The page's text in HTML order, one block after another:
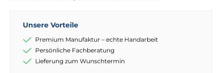
Unsere Vorteile
Premium Manufaktur – echte Handarbeit
Persönliche Fachberatung
Lieferung zum Wunschtermin